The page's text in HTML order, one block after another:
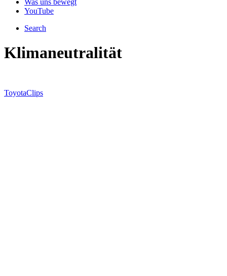
Was uns bewegt
YouTube
Search
Klimaneutralität
ToyotaClips